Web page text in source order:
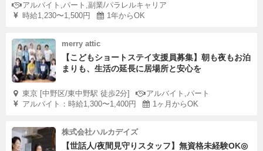
アルバイト,パート,副業/パラレルキャリア
時給1,230〜1,500円
1年からOK
merry attic
【こどもショートステイ支援員募集】朝も夜もお泊
まりも、生活の延長に居場所と安心を
東京 [中野区/東中野駅 徒歩2分]
アルバイト,パート
アルバイト：時給1,300〜1,400円
1ヶ月からOK
株式会社ハルカデイズ
【世話人/夜間見守りスタッフ】無資格未経験OK◎